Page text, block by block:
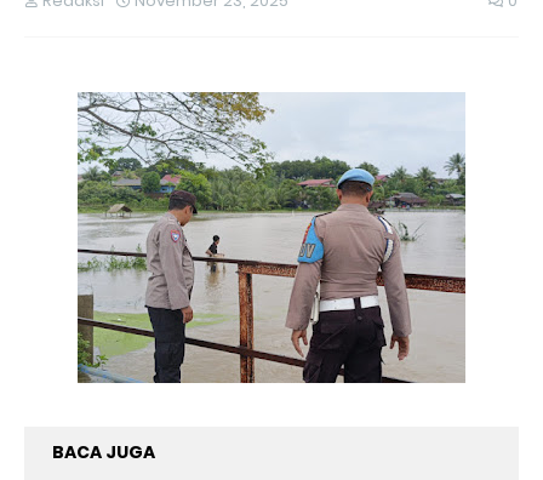
BACA JUGA